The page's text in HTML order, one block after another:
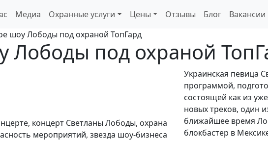
Медиа Охранные услуги Цены Отзывы Блог Вакансии
шоу Лободы под охраной ТопГард
Лободы под охраной
Украинская певица
программой,
состоящей как из
новых треков, один
ближайшее время
блокбастер в